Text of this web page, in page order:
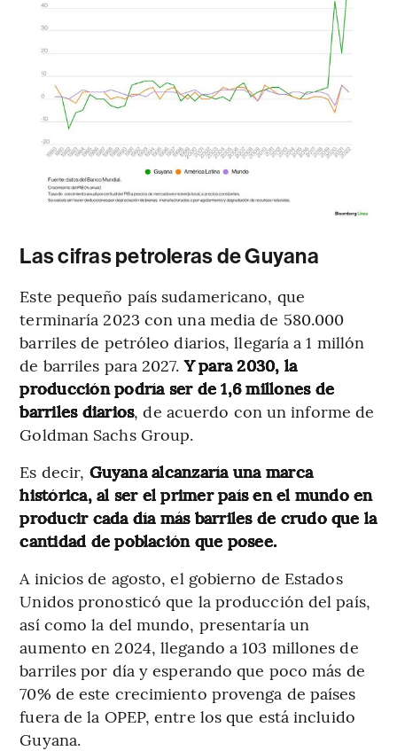
Las cifras petroleras de Guyana
Este pequeño país sudamericano, que
terminaría 2023 con una media de 580.000
barriles de petróleo diarios, llegaría a 1 millón
de barriles para 2027.Y para 2030, la
producción podría ser de 1,6 millones de
barriles diarios, de acuerdo con un informe de
Goldman Sachs Group.
Es decir, Guyana alcanzaría una marca
histórica, al ser el primer país en el mundo en
producir cada día más barriles de crudo que la
cantidad de población que posee.
A inicios de agosto, el gobierno de Estados
Unidos pronosticó que la producción del país,
así como la del mundo, presentaría un
aumento en 2024, llegando a 103 millones de
barriles por día y esperando que poco más de
70% de este crecimiento provenga de países
fuera de la OPEP, entre los que está incluido
Guyana.